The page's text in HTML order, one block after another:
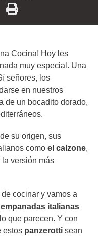
Cocina! Hoy les
muy especial. Una
señores, los
en nuestros
de un bocadito dorado,
su origen, sus
como el calzone,
la versión más
cocinar y vamos a
empanadas italianas
que parecen. Y con
estos panzerotti sean